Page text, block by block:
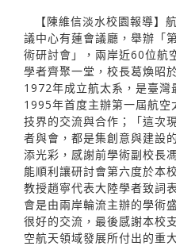
【陳維信淡水校園報導】
議中心有蓮會議廳，舉辦「
術研討會」，兩岸近60位航
學者齊聚一堂，校長葛煥昭
1972年成立航太系，是臺
1995年首度主辦第一屆航
技界的交流與合作；「這次
者與會，都是集創意與建設
添光彩，感謝前學術副校長
能順利讓研討會第六度於本
教授趙寧代表大陸學者致詞
會是由兩岸輪流主辦的學術
很好的交流，最後感謝本校
空航天領域發展所付出的重